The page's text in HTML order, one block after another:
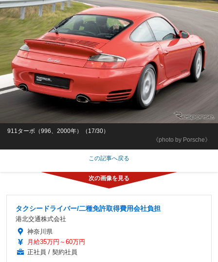
《photo by Porsche》
911ターボ（996、2000年）（17/30）
この記事へ戻る
タクシードライバー/二種免許取得費用会社負担
港北交通株式会社
神奈川県
月給35万円～60万円
正社員 / 契約社員